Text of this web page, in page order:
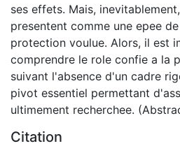
ses effets. Mais,
presentent comme une epee
protection voulue. Alors, il est
comprendre le role confie a la
suivant l'absence d'un cadre
pivot essentiel permettant
ultimement recherchee.
Citation